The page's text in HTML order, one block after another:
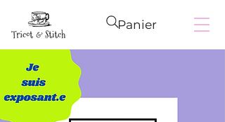
Panier